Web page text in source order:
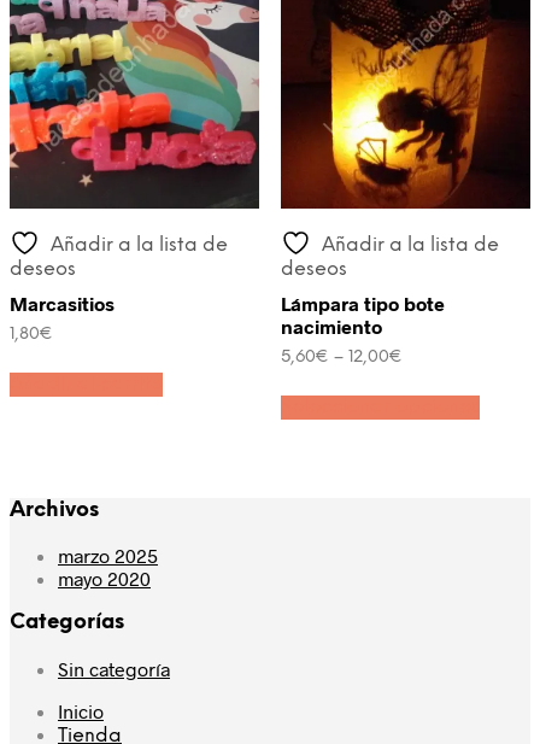
página
de
Añadir a la lista de
deseos
Marcasitios
1,80€
Añadir a la lista de
deseos
Lámpara tipo bote
nacimiento
5,60€ – 12,00€
Archivos
marzo 2025
mayo 2020
Categorías
Sin categoría
Inicio
Tienda